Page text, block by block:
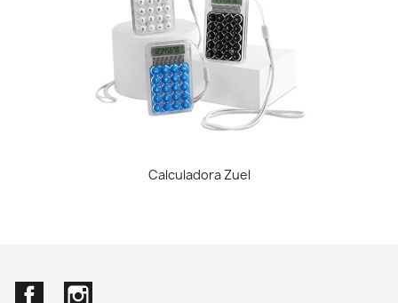
Calculadora Zuel
Facebook